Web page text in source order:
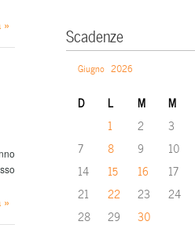
»
»
Scadenze
Giugno 2026
D L M M
1 2 3
7
8 9 10
14
15 16 17
21
22 23 24
28
29 30